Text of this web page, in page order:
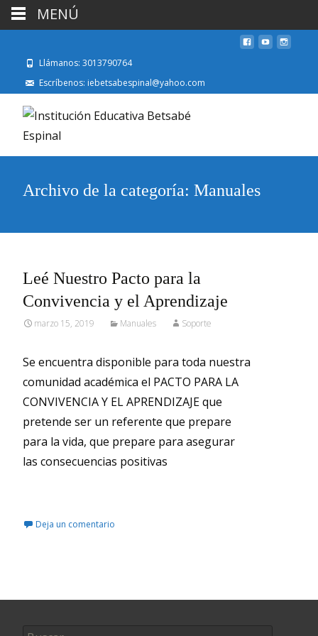
Llámanos: 3013790764
Escríbenos: iebetsabespinal@yahoo.com
Archivo de la categoría: Manuales
Leé Nuestro Pacto para la
Convivencia y el Aprendizaje
marzo 15, 2019 Manuales Soporte
Se encuentra disponible para toda nuestra
comunidad académica el PACTO PARA LA
CONVIVENCIA Y EL APRENDIZAJE que
pretende ser un referente que prepare
para la vida, que prepare para asegurar
las consecuencias positivas
Deja un comentario
MENÚ